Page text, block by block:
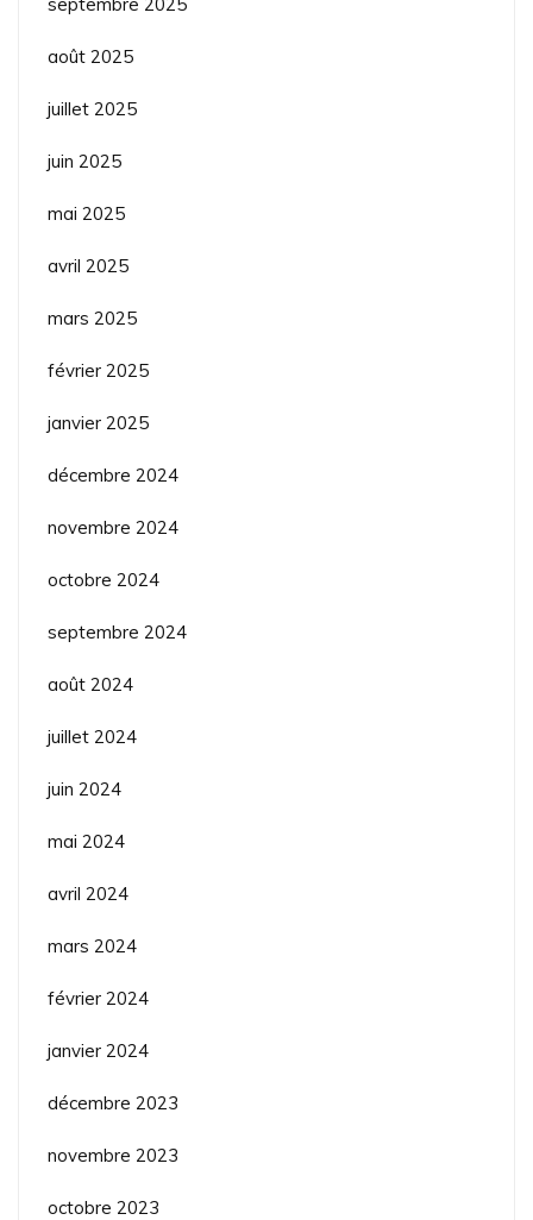
août 2025
juillet 2025
juin 2025
mai 2025
avril 2025
mars 2025
février 2025
janvier 2025
décembre 2024
novembre 2024
octobre 2024
septembre 2024
août 2024
juillet 2024
juin 2024
mai 2024
avril 2024
mars 2024
février 2024
janvier 2024
décembre 2023
novembre 2023
octobre 2023